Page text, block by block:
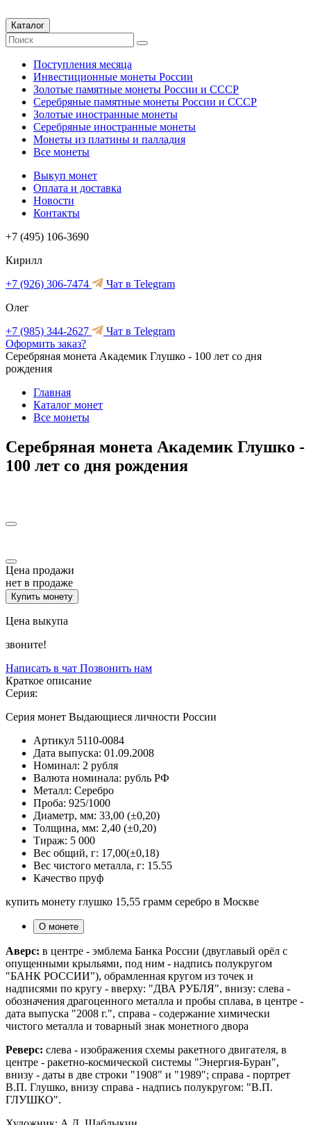
Каталог
Поступления месяца
Инвестиционные монеты России
Золотые памятные монеты России и СССР
Серебряные памятные монеты России и СССР
Золотые иностранные монеты
Серебряные иностранные монеты
Монеты из платины и палладия
Все монеты
Выкуп монет
Оплата и доставка
Новости
Контакты
+7 (495) 106-3690
Кирилл
+7 (926) 306-7474
Чат в Telegram
Олег
+7 (985) 344-2627
Чат в Telegram
Оформить заказ?
Серебряная монета Академик Глушко - 100 лет со дня
рождения
Главная
Каталог монет
Все монеты
Серебряная монета Академик Глушко -
100 лет со дня рождения
Цена продажи
нет в продаже
Купить монету
Цена выкупа
звоните!
Написать в чат Позвонить нам
Краткое описание
Серия:
Серия монет Выдающиеся личности России
Артикул 5110-0084
Дата выпуска: 01.09.2008
Номинал: 2 рубля
Валюта номинала: рубль РФ
Металл: Серебро
Проба: 925/1000
Диаметр, мм: 33,00 (±0,20)
Толщина, мм: 2,40 (±0,20)
Тираж: 5 000
Вес общий, г: 17,00(±0,18)
Вес чистого металла, г: 15.55
Качество пруф
купить монету глушко 15,55 грамм серебро в Москве
О монете
Аверс: в центре - эмблема Банка России (двуглавый орёл с
опущенными крыльями, под ним - надпись полукругом
"БАНК РОССИИ"), обрамленная кругом из точек и
надписями по кругу - вверху: "ДВА РУБЛЯ", внизу: слева -
обозначения драгоценного металла и пробы сплава, в центре -
дата выпуска "2008 г.", справа - содержание химически
чистого металла и товарный знак монетного двора
Реверс: слева - изображения cхемы ракетного двигателя, в
центре - ракетно-космической системы "Энергия-Буран",
внизу - даты в две строки "1908" и "1989"; справа - портрет
В.П. Глушко, внизу справа - надпись полукругом: "В.П.
ГЛУШКО".